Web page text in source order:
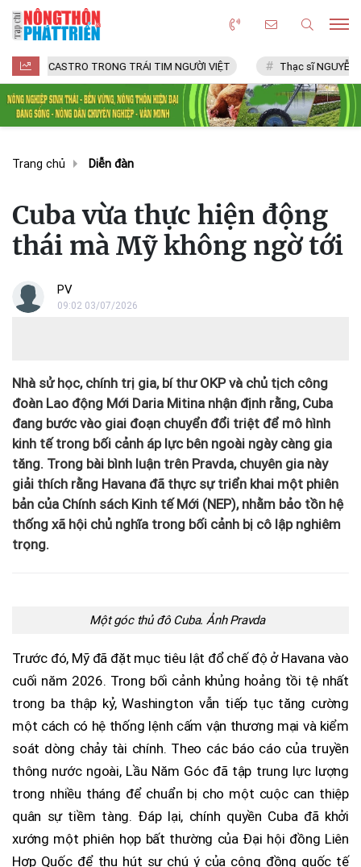
TRONG TRÁI TIM NGƯỜI VIỆT Thạc sĩ NGUYỄN VĂN CHÍ
Trang chủ Diễn đàn
Cuba vừa thực hiện động
thái mà Mỹ không ngờ tới
PV
09:02 03/07/2026
Nhà sử học, chính trị gia, bí thư OKP và chủ tịch công
đoàn Lao động Mới Daria Mitina nhận định rằng, Cuba
đang bước vào giai đoạn chuyển đổi triệt để mô hình
kinh tế trong bối cảnh áp lực bên ngoài ngày càng gia
tăng. Trong bài bình luận trên Pravda, chuyên gia này
giải thích rằng Havana đã thực sự triển khai một phiên
bản của Chính sách Kinh tế Mới (NEP), nhằm bảo tồn hệ
thống xã hội chủ nghĩa trong bối cảnh bị cô lập nghiêm
trọng.
Một góc thủ đô Cuba. Ảnh Pravda
Trước đó, Mỹ đã đặt mục tiêu lật đổ chế độ ở Havana vào
cuối năm 2026. Trong bối cảnh khủng hoảng tồi tệ nhất
trong ba thập kỷ, Washington vẫn tiếp tục tăng cường
một cách có hệ thống lệnh cấm vận thương mại và kiểm
soát dòng chảy tài chính. Theo các báo cáo của truyền
thông nước ngoài, Lầu Năm Góc đã tập trung lực lượng
trong nhiều tháng để chuẩn bị cho một cuộc can thiệp
quân sự tiềm tàng. Đáp lại, chính quyền Cuba đã khởi
xướng một phiên họp bất thường của Đại hội đồng Liên
Hợp Quốc để thu hút sự chú ý của cộng đồng quốc tế